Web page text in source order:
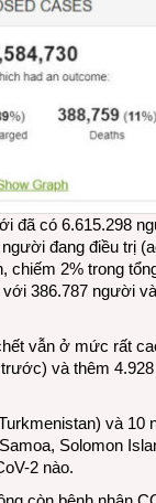
đã có 6.615.298
đang điều trị
chiếm 2% trong
386.787 người
vẫn ở mức rất
và thêm
và 10
Solomon
2 nào.